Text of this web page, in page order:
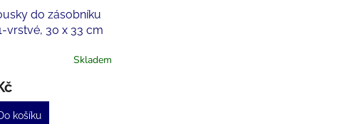
do zásobníku
vrstvé, 30 x 33 cm
Skladem
košíku